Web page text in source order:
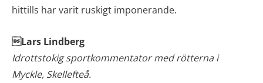
hittills har varit ruskigt imponerande.
Lars Lindberg
Idrottstokig sportkommentator med rötterna i
Myckle, Skellefteå.